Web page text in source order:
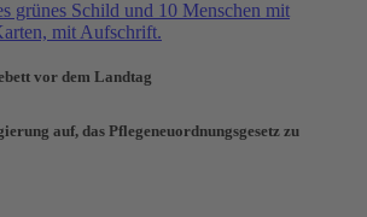
vor dem Landtag
auf, das Pflegeneuordnungsgesetz zu